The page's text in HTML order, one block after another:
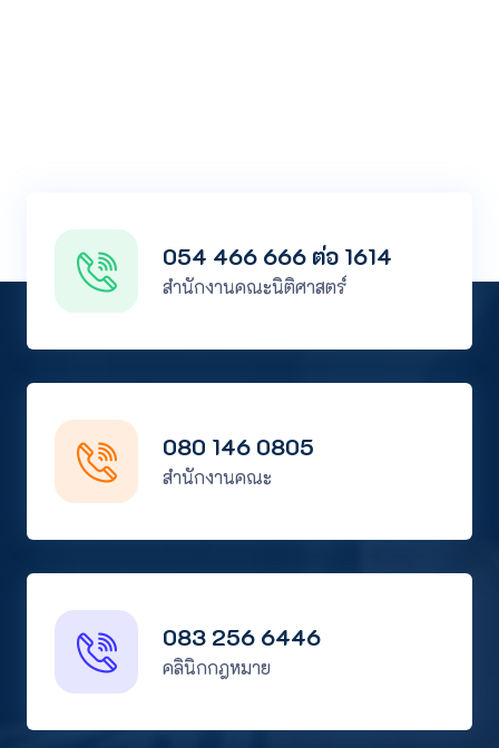
054 466 666 ต่อ 1614
สำนักงานคณะนิติศาสตร์
080 146 0805
สำนักงานคณะ
083 256 6446
คลินิกกฎหมาย